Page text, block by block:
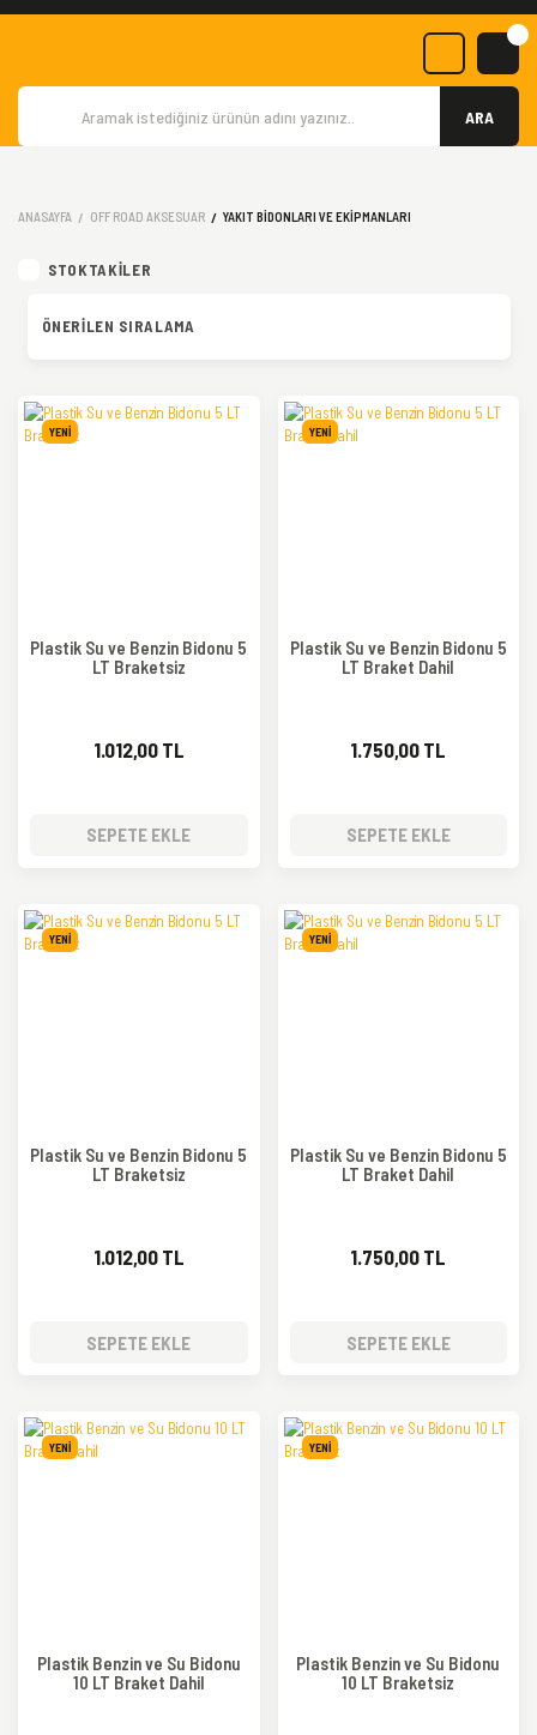
ARA
ANASAYFA OFF ROAD AKSESUAR YAKIT BIDONLARI VE EKIPMANLARI
STOKTAKILER
YENİ
Plastik Su ve Benzin Bidonu 5
LT Braketsiz
1.012,00 TL
SEPETE EKLE
YENİ
Plastik Su ve Benzin Bidonu 5
LT Braket Dahil
1.750,00 TL
SEPETE EKLE
YENİ
Plastik Su ve Benzin Bidonu 5
LT Braketsiz
1.012,00 TL
SEPETE EKLE
YENİ
Plastik Su ve Benzin Bidonu 5
LT Braket Dahil
1.750,00 TL
SEPETE EKLE
YENİ
Plastik Benzin ve Su Bidonu
10 LT Braket Dahil
YENİ
Plastik Benzin ve Su Bidonu
10 LT Braketsiz